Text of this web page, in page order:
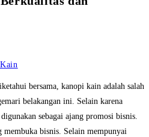
bersama, kanopi kain adalah salah
belakangan ini. Selain karena
sebagai ajang promosi bisnis.
membuka bisnis. Selain mempunyai